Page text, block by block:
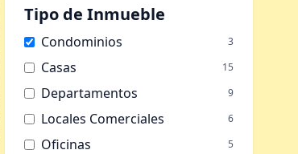
Tipo de Inmueble
Condominios 3
Casas 15
Departamentos 9
Locales Comerciales 6
Oficinas 5